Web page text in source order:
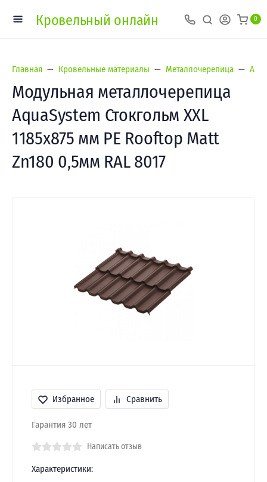
Кровельный онлайн 0
Главная Кровельные материалы Металлочерепица
Модульная металлочерепица
AquaSystem Стокгольм XXL
1185х875 мм PE Rooftop Matt
Zn180 0,5мм RAL 8017
Избранное Сравнить
Гарантия 30 лет
Написать отзыв
Характеристики: